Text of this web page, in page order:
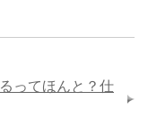
ってほんと？仕